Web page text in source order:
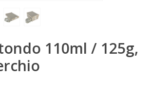
110ml / 125g,